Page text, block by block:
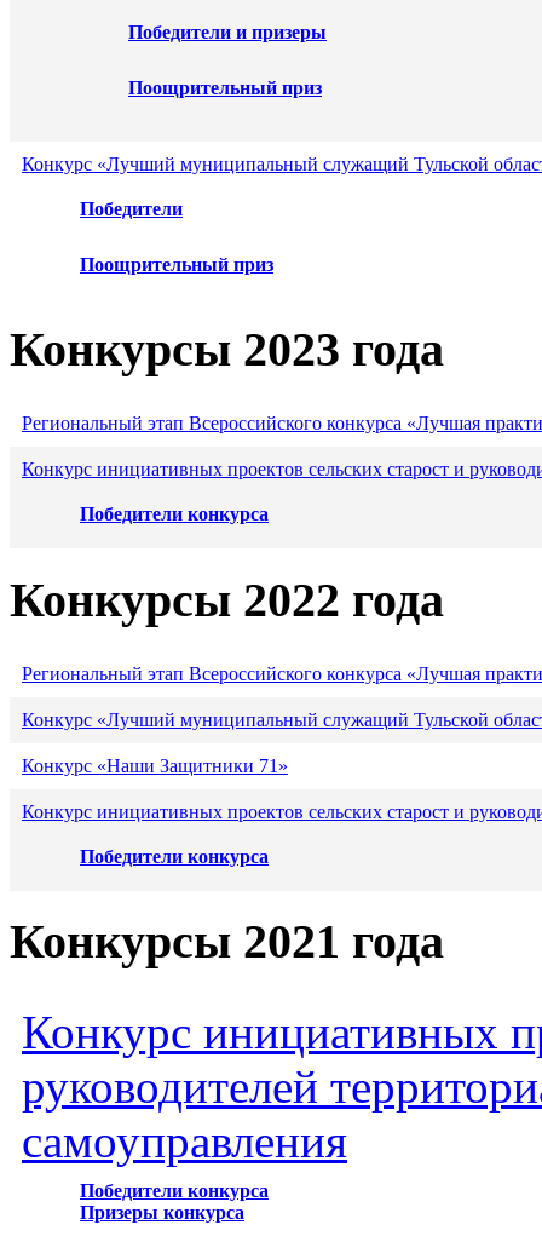
Победители и призеры
Поощрительный приз
Конкурс «Лучший муниципальный служащий Тульской
Победители
Поощрительный приз
Конкурсы 2023 года
Региональный этап Всероссийского конкурса «Лучшая
Конкурс инициативных проектов сельских старост и
Победители конкурса
Конкурсы 2022 года
Региональный этап Всероссийского конкурса «Лучшая
Конкурс «Лучший муниципальный служащий Тульской
Конкурс «Наши Защитники 71»
Конкурс инициативных проектов сельских старост и
Победители конкурса
Конкурсы 2021 года
Конкурс инициативных
руководителей
самоуправления
Победители конкурса
Призеры конкурса